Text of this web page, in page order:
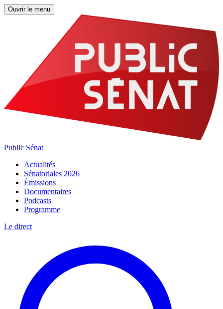
Ouvrir le menu
Public Sénat
Actualités
Sénatoriales 2026
Émissions
Documentaires
Podcasts
Programme
Le direct